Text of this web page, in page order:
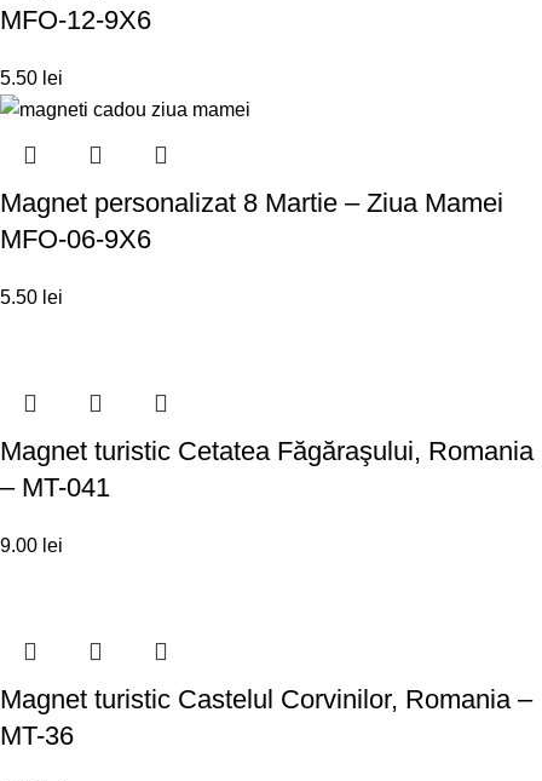
MFO-12-9X6
5.50 lei
Magnet personalizat 8 Martie – Ziua Mamei
MFO-06-9X6
5.50 lei
Magnet turistic Cetatea Făgăraşului, Romania
– MT-041
9.00 lei
Magnet turistic Castelul Corvinilor, Romania –
MT-36